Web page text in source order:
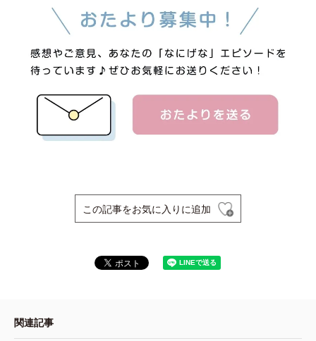
この記事をお気に入りに追加
関連記事